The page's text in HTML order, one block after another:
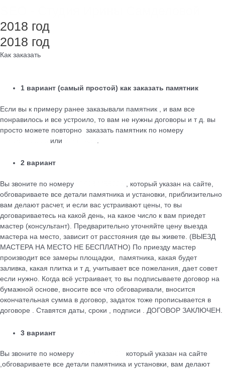
2018 год
2018 год
Как заказать
1 вариант (самый простой) как заказать памятник
Если вы к примеру ранее заказывали памятник , и вам все
понравилось и все устроило, то вам не нужны договоры и т д. вы
просто можете повторно заказать памятник по номеру
или
2 вариант
Вы звоните по номеру
, который указан на сайте,
обговариваете все детали памятника и установки, приблизительно
вам делают расчет, и если вас устраивают цены, то вы
договариваетесь на какой день, на какое число к вам приедет
мастер (консультант). Предварительно уточняйте цену выезда
мастера на место, зависит от расстояния где вы живете. (ВЫЕЗД
МАСТЕРА НА МЕСТО НЕ БЕСПЛАТНО) По приезду мастер
производит все замеры площадки, памятника, какая будет
заливка, какая плитка и т д, учитывает все пожелания, дает совет
если нужно. Когда всё устраивает, то вы подписываете договор на
бумажной основе, вносите все что обговаривали, вносится
окончательная сумма в договор, задаток тоже прописывается в
договоре . Ставятся даты, сроки , подписи . ДОГОВОР ЗАКЛЮЧЕН.
3 вариант
Вы звоните по номеру
который указан на сайте
,обговариваете все детали памятника и установки, вам делают